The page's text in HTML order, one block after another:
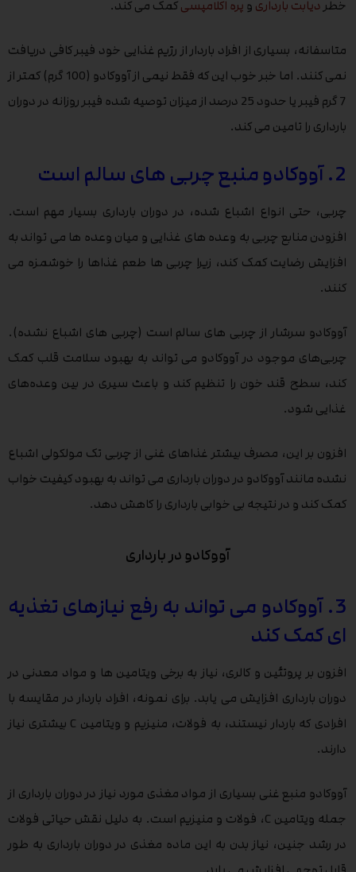
خطر دیابت بارداری و پره اکلامپسیکمک می کند.
متاسفانه، بسیاری از افراد باردار از رژیم غذایی خود فیبر کافی دریافت
نمی کنند. اما خبر خوب این که فقط نیمی از آووکادو (100 گرم) کمتر از
7 گرم فیبر یا حدود 25 درصد از میزان توصیه شده فیبر روزانه در دوران
بارداری را تامین می کند.
2. آووکادو منبع چربی های سالم است
چربی، حتی انواع اشباع شده، در دوران بارداری بسیار مهم است.
افزودن منابع چربی به وعده های غذایی و میان وعده ها می تواند به
افزایش رضایت کمک کند، زیرا چربی ها طعم غذاها را خوشمزه می
کنند.
آووکادو سرشار از چربی های سالم است (چربی های اشباع نشده).
چربی‌های موجود در آووکادو می تواند به بهبود سلامت قلب کمک
کند، سطح قند خون را تنظیم کند و باعث سیری در بین وعده‌های
غذایی شود.
افزون بر این، مصرف بیشتر غذاهای غنی از چربی تک مولکولی اشباع
نشده مانند آووکادو در دوران بارداری می تواند به بهبود کیفیت خواب
کمک کند و در نتیجه بی خوابی بارداری را کاهش دهد.
آووکادو در بارداری
3. آووکادو می تواند به رفع نیازهای تغذیه
ای کمک کند
افزون بر پروتئین و کالری، نیاز به برخی ویتامین ها و مواد معدنی در
دوران بارداری افزایش می یابد. برای نمونه، افراد باردار در مقایسه با
افرادی که باردار نیستند، به فولات، منیزیم و ویتامین C بیشتری نیاز
دارند.
آووکادو منبع غنی بسیاری از مواد مغذی مورد نیاز در دوران بارداری از
جمله ویتامین C، فولات و منیزیم است. به دلیل نقش حیاتی فولات
در رشد جنین، نیاز بدن به این ماده مغذی در دوران بارداری به طور